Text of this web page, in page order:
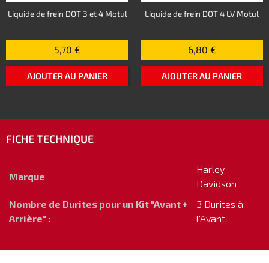
Liquide de frein DOT 3 et 4 Motul
5,70 €
AJOUTER AU PANIER
Liquide de frein DOT 4 LV Motul
6,80 €
AJOUTER AU PANIER
FICHE TECHNIQUE
Marque
Harley
Davidson
Nombre de Durites pour un Kit "Avant +
Arrière" :
3 Durites à
l'Avant